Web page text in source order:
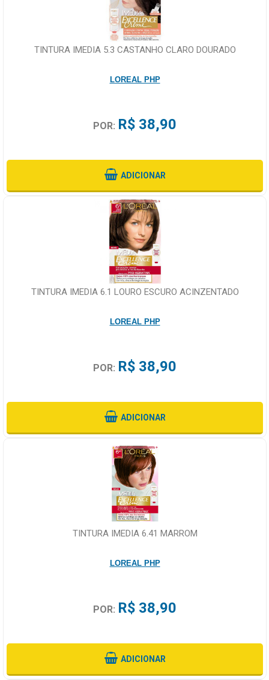
TINTURA IMEDIA 5.3 CASTANHO CLARO DOURADO
LOREAL PHP
POR: R$ 38,90
ADICIONAR
TINTURA IMEDIA 6.1 LOURO ESCURO ACINZENTADO
LOREAL PHP
POR: R$ 38,90
ADICIONAR
TINTURA IMEDIA 6.41 MARROM
LOREAL PHP
POR: R$ 38,90
ADICIONAR